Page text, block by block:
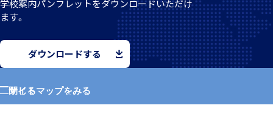
学校案内パンフレットをダウンロードいただけ
ます。
ダウンロードする
サイトマップをみる
閉じる キャンプ